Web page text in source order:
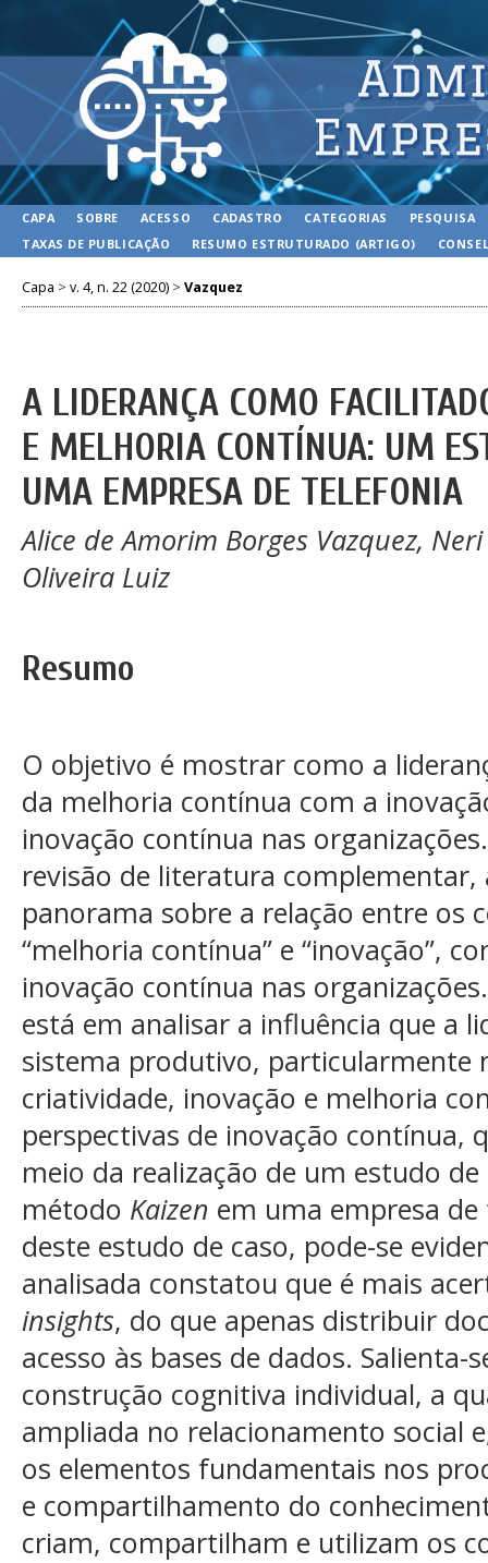
CAPA SOBRE ACESSO CADASTRO CATEGORIAS
PESQUISA
TAXAS DE PUBLICAÇÃO
RESUMO ESTRUTURADO (ARTIGO)
Capa > v. 4, n. 22 (2020) > Vazquez
A LIDERANÇA COMO
E MELHORIA CONTÍNUA: UM
UMA EMPRESA DE TELEFONIA
Alice de Amorim Borges Vazquez, Neri
Oliveira Luiz
Resumo
O objetivo é mostrar como a
da melhoria contínua com a
inovação contínua nas
revisão de literatura
panorama sobre a relação entre os
“melhoria contínua” e “inovação”,
inovação contínua nas
está em analisar a influência que a
sistema produtivo, particularmente
criatividade, inovação e melhoria
perspectivas de inovação contínua,
meio da realização de um estudo
método Kaizen em uma empresa
deste estudo de caso, pode-se
analisada constatou que é mais
insights, do que apenas distribuir
acesso às bases de dados.
construção cognitiva individual, a
ampliada no relacionamento social
os elementos fundamentais nos
e compartilhamento do
criam, compartilham e utilizam os